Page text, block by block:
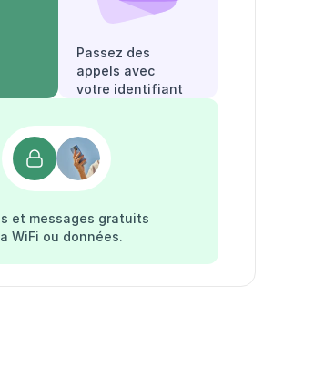
Passez des
appels avec
votre identifiant
et messages gratuits
WiFi ou données.